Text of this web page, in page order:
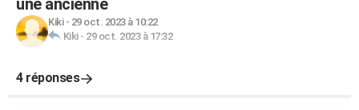
une ancienne
Kiki- 29 oct. 2023 à 10:22
Kiki- 29 oct. 2023 à 17:32
4 réponses